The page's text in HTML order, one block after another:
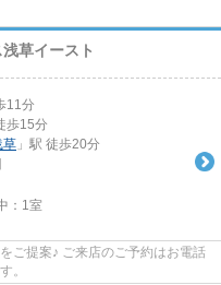
草イースト
11分
歩15分
草 」駅 徒歩20分
： 1室
ご提案♪ ご来店のご予約はお電話
。